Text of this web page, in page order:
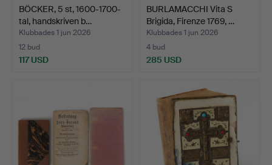
BÖCKER, 5 st, 1600-1700-
tal, handskriven b…
Klubbades 1 jun 2026
12 bud
117 USD
BURLAMACCHI Vita S
Brigida, Firenze 1769, …
Klubbades 1 jun 2026
4 bud
285 USD